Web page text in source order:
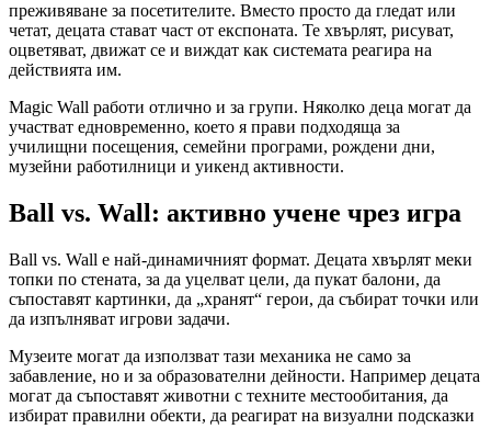
преживяване за посетителите. Вместо просто да гледат или
четат, децата стават част от експоната. Те хвърлят, рисуват,
оцветяват, движат се и виждат как системата реагира на
действията им.
Magic Wall работи отлично и за групи. Няколко деца могат да
участват едновременно, което я прави подходяща за
училищни посещения, семейни програми, рождени дни,
музейни работилници и уикенд активности.
Ball vs. Wall: активно учене чрез игра
Ball vs. Wall е най-динамичният формат. Децата хвърлят меки
топки по стената, за да уцелват цели, да пукат балони, да
съпоставят картинки, да „хранят“ герои, да събират точки или
да изпълняват игрови задачи.
Музеите могат да използват тази механика не само за
забавление, но и за образователни дейности. Например децата
могат да съпоставят животни с техните местообитания, да
избират правилни обекти, да реагират на визуални подсказки